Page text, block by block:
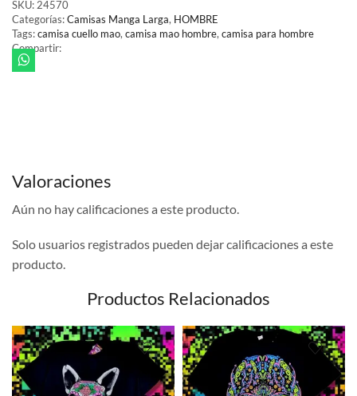
SKU: 24570
Categorías:Camisas Manga Larga, HOMBRE
Tags:camisa cuello mao, camisa mao hombre, camisa para hombre
Compartir:
Valoraciones
Aún no hay calificaciones a este producto.
Solo usuarios registrados pueden dejar calificaciones a este
producto.
Productos Relacionados